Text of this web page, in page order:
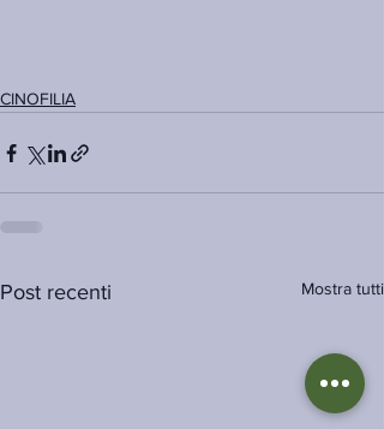
CINOFILIA
Post recenti Mostra tutti